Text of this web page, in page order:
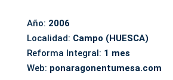
Año: 2006
Localidad: Campo (HUESCA)
Reforma Integral: 1 mes
Web: ponaragonentumesa.com